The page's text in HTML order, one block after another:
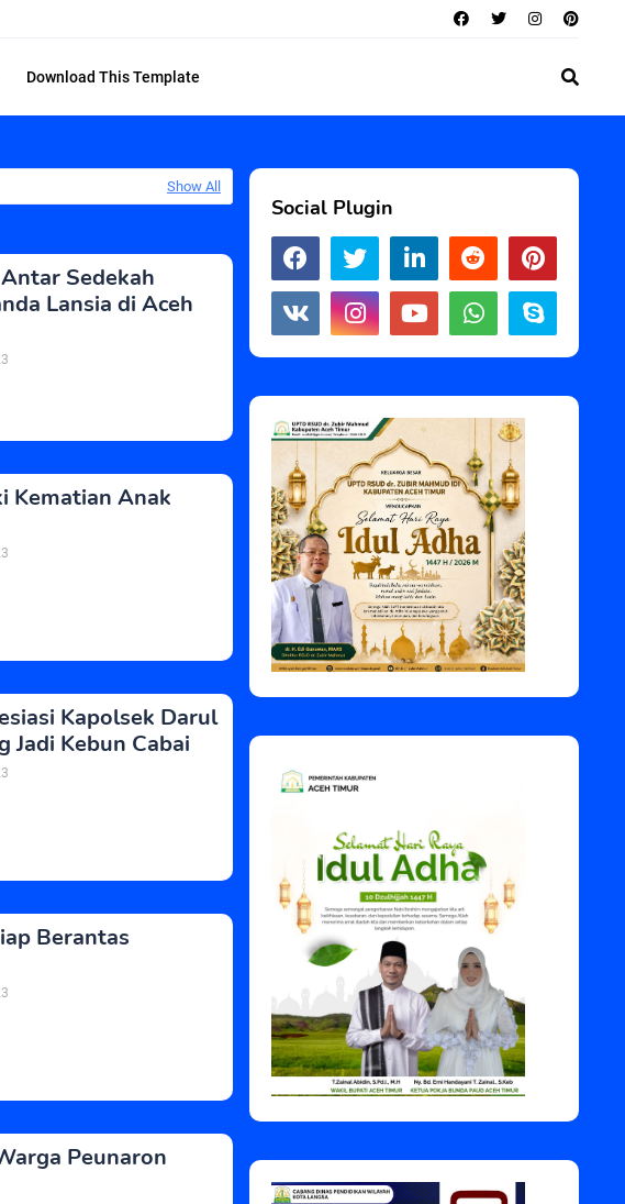
Download This Template
Show All
Sedekah
Lansia di Aceh
Kematian Anak
Kapolsek Darul
Jadi Kebun Cabai
Berantas
Peunaron
Social Plugin